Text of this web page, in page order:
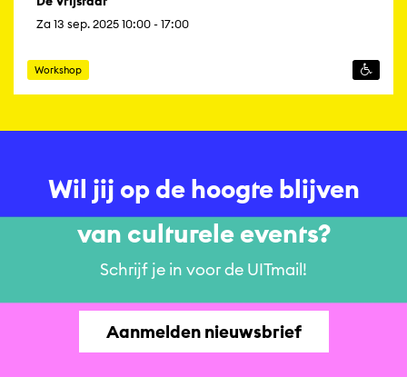
Za 13 sep. 2025 10:00 - 17:00
Workshop
Wil jij op de hoogte blijven
van culturele events?
Schrijf je in voor de UITmail!
Aanmelden nieuwsbrief